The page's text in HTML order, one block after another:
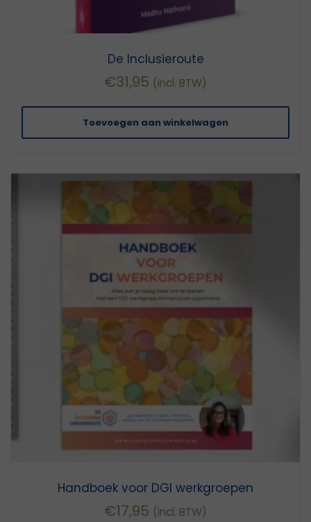
De Inclusieroute
€31,95 (incl. BTW)
Toevoegen aan winkelwagen
Handboek voor DGI werkgroepen
€17,95 (incl. BTW)